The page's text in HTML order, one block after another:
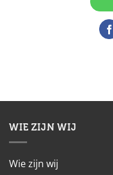
WIE ZIJN WIJ
Wie zijn wij